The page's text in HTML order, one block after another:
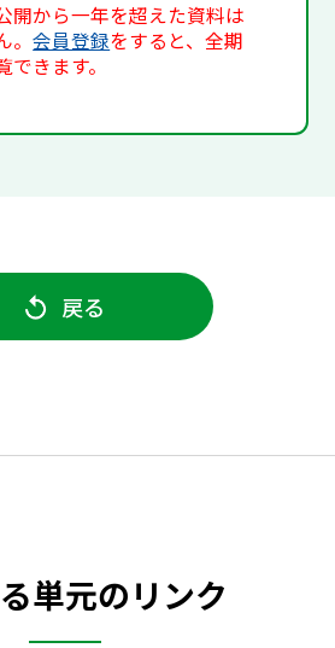
開から一年を超えた資料は
。会員登録をすると、全期
きます。
戻る
単元のリンク